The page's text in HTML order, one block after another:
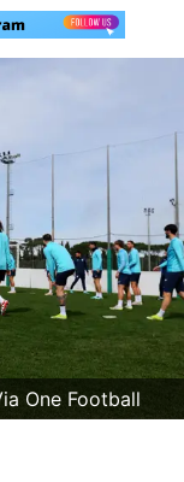
One Football